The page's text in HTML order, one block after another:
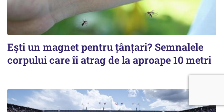
Ești un magnet pentru țânțari? Semnalele
corpului care îi atrag de la aproape 10 metri